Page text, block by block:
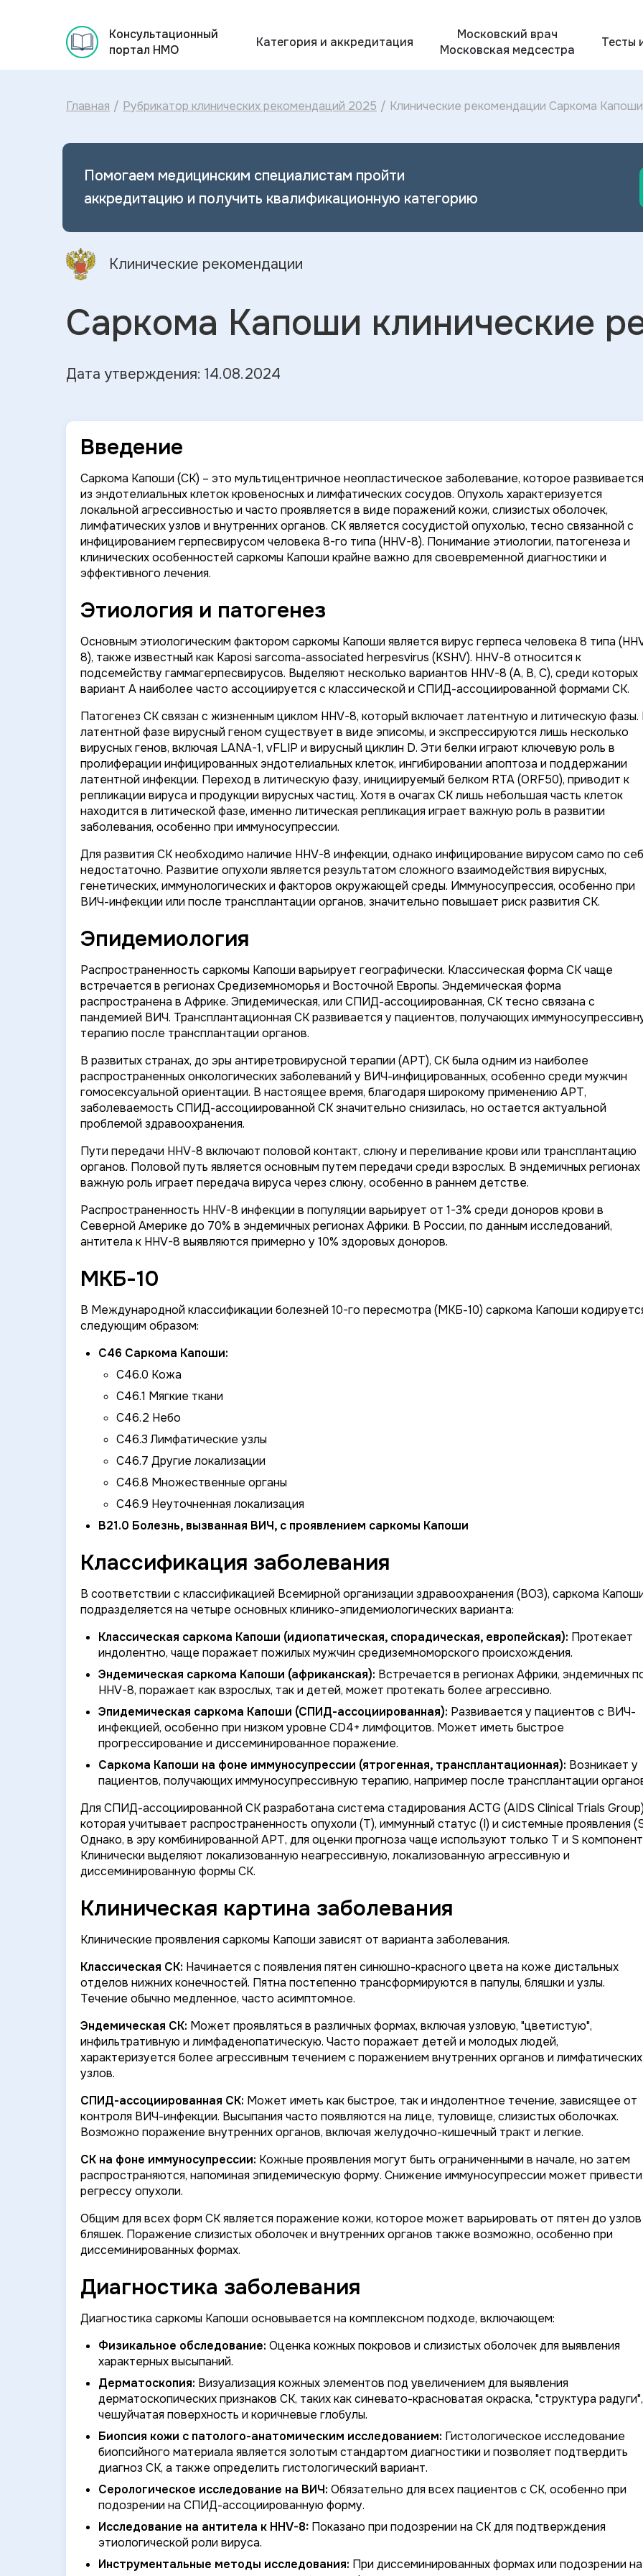
Консультационный
портал НМО
Категория и аккредитация
Московский врач
Московская медсестра
Тесты
Главная / Рубрикатор клинических рекомендаций 2025 / Клинические рекомендации Саркома
Помогаем медицинским специалистам пройти
аккредитацию и получить квалификационную категорию
Клинические рекомендации
Саркома Капоши клинические
Дата утверждения: 14.08.2024
Введение
Саркома Капоши (СК) – это мультицентричное неопластическое заболевание, которое развивается
из эндотелиальных клеток кровеносных и лимфатических сосудов. Опухоль характеризуется
локальной агрессивностью и часто проявляется в виде поражений кожи, слизистых оболочек,
лимфатических узлов и внутренних органов. СК является сосудистой опухолью, тесно связанной с
инфицированием герпесвирусом человека 8-го типа (HHV-8). Понимание этиологии, патогенеза и
клинических особенностей саркомы Капоши крайне важно для своевременной диагностики и
эффективного лечения.
Этиология и патогенез
Основным этиологическим фактором саркомы Капоши является вирус герпеса человека 8 типа
8), также известный как Kaposi sarcoma-associated herpesvirus (KSHV). HHV-8 относится к
подсемейству гаммагерпесвирусов. Выделяют несколько вариантов HHV-8 (A, B, C), среди которых
вариант А наиболее часто ассоциируется с классической и СПИД-ассоциированной формами СК.
Патогенез СК связан с жизненным циклом HHV-8, который включает латентную и литическую фазы.
латентной фазе вирусный геном существует в виде эписомы, и экспрессируются лишь несколько
вирусных генов, включая LANA-1, vFLIP и вирусный циклин D. Эти белки играют ключевую роль в
пролиферации инфицированных эндотелиальных клеток, ингибировании апоптоза и поддержании
латентной инфекции. Переход в литическую фазу, инициируемый белком RTA (ORF50), приводит к
репликации вируса и продукции вирусных частиц. Хотя в очагах СК лишь небольшая часть клеток
находится в литической фазе, именно литическая репликация играет важную роль в развитии
заболевания, особенно при иммуносупрессии.
Для развития СК необходимо наличие HHV-8 инфекции, однако инфицирование вирусом само по
недостаточно. Развитие опухоли является результатом сложного взаимодействия вирусных,
генетических, иммунологических и факторов окружающей среды. Иммуносупрессия, особенно при
ВИЧ-инфекции или после трансплантации органов, значительно повышает риск развития СК.
Эпидемиология
Распространенность саркомы Капоши варьирует географически. Классическая форма СК чаще
встречается в регионах Средиземноморья и Восточной Европы. Эндемическая форма
распространена в Африке. Эпидемическая, или СПИД-ассоциированная, СК тесно связана с
пандемией ВИЧ. Трансплантационная СК развивается у пациентов, получающих
терапию после трансплантации органов.
В развитых странах, до эры антиретровирусной терапии (АРТ), СК была одним из наиболее
распространенных онкологических заболеваний у ВИЧ-инфицированных, особенно среди мужчин
гомосексуальной ориентации. В настоящее время, благодаря широкому применению АРТ,
заболеваемость СПИД-ассоциированной СК значительно снизилась, но остается актуальной
проблемой здравоохранения.
Пути передачи HHV-8 включают половой контакт, слюну и переливание крови или трансплантацию
органов. Половой путь является основным путем передачи среди взрослых. В эндемичных регионах
важную роль играет передача вируса через слюну, особенно в раннем детстве.
Распространенность HHV-8 инфекции в популяции варьирует от 1-3% среди доноров крови в
Северной Америке до 70% в эндемичных регионах Африки. В России, по данным исследований,
антитела к HHV-8 выявляются примерно у 10% здоровых доноров.
МКБ-10
В Международной классификации болезней 10-го пересмотра (МКБ-10) саркома Капоши
следующим образом:
C46 Саркома Капоши:
C46.0 Кожа
C46.1 Мягкие ткани
C46.2 Небо
C46.3 Лимфатические узлы
C46.7 Другие локализации
C46.8 Множественные органы
C46.9 Неуточненная локализация
B21.0 Болезнь, вызванная ВИЧ, с проявлением саркомы Капоши
Классификация заболевания
В соответствии с классификацией Всемирной организации здравоохранения (ВОЗ), саркома
подразделяется на четыре основных клинико-эпидемиологических варианта:
Классическая саркома Капоши (идиопатическая, спорадическая, европейская): Протекает
индолентно, чаще поражает пожилых мужчин средиземноморского происхождения.
Эндемическая саркома Капоши (африканская): Встречается в регионах Африки, эндемичных
HHV-8, поражает как взрослых, так и детей, может протекать более агрессивно.
Эпидемическая саркома Капоши (СПИД-ассоциированная): Развивается у пациентов с ВИЧ-
инфекцией, особенно при низком уровне CD4+ лимфоцитов. Может иметь быстрое
прогрессирование и диссеминированное поражение.
Саркома Капоши на фоне иммуносупрессии (ятрогенная, трансплантационная): Возникает у
пациентов, получающих иммуносупрессивную терапию, например после трансплантации
Для СПИД-ассоциированной СК разработана система стадирования ACTG (AIDS Clinical Trials
которая учитывает распространенность опухоли (T), иммунный статус (I) и системные проявления
Однако, в эру комбинированной АРТ, для оценки прогноза чаще используют только T и S
Клинически выделяют локализованную неагрессивную, локализованную агрессивную и
диссеминированную формы СК.
Клиническая картина заболевания
Клинические проявления саркомы Капоши зависят от варианта заболевания.
Классическая СК: Начинается с появления пятен синюшно-красного цвета на коже дистальных
отделов нижних конечностей. Пятна постепенно трансформируются в папулы, бляшки и узлы.
Течение обычно медленное, часто асимптомное.
Эндемическая СК: Может проявляться в различных формах, включая узловую, "цветистую",
инфильтративную и лимфаденопатическую. Часто поражает детей и молодых людей,
характеризуется более агрессивным течением с поражением внутренних органов и лимфатических
узлов.
СПИД-ассоциированная СК: Может иметь как быстрое, так и индолентное течение, зависящее от
контроля ВИЧ-инфекции. Высыпания часто появляются на лице, туловище, слизистых оболочках.
Возможно поражение внутренних органов, включая желудочно-кишечный тракт и легкие.
СК на фоне иммуносупрессии: Кожные проявления могут быть ограниченными в начале, но затем
распространяются, напоминая эпидемическую форму. Снижение иммуносупрессии может
регрессу опухоли.
Общим для всех форм СК является поражение кожи, которое может варьировать от пятен до
бляшек. Поражение слизистых оболочек и внутренних органов также возможно, особенно при
диссеминированных формах.
Диагностика заболевания
Диагностика саркомы Капоши основывается на комплексном подходе, включающем:
Физикальное обследование: Оценка кожных покровов и слизистых оболочек для выявления
характерных высыпаний.
Дерматоскопия: Визуализация кожных элементов под увеличением для выявления
дерматоскопических признаков СК, таких как синевато-красноватая окраска, "структура радуги",
чешуйчатая поверхность и коричневые глобулы.
Биопсия кожи с патолого-анатомическим исследованием: Гистологическое исследование
биопсийного материала является золотым стандартом диагностики и позволяет подтвердить
диагноз СК, а также определить гистологический вариант.
Серологическое исследование на ВИЧ: Обязательно для всех пациентов с СК, особенно при
подозрении на СПИД-ассоциированную форму.
Исследование на антитела к HHV-8: Показано при подозрении на СК для подтверждения
этиологической роли вируса.
Инструментальные методы исследования: При диссеминированных формах или подозрении на